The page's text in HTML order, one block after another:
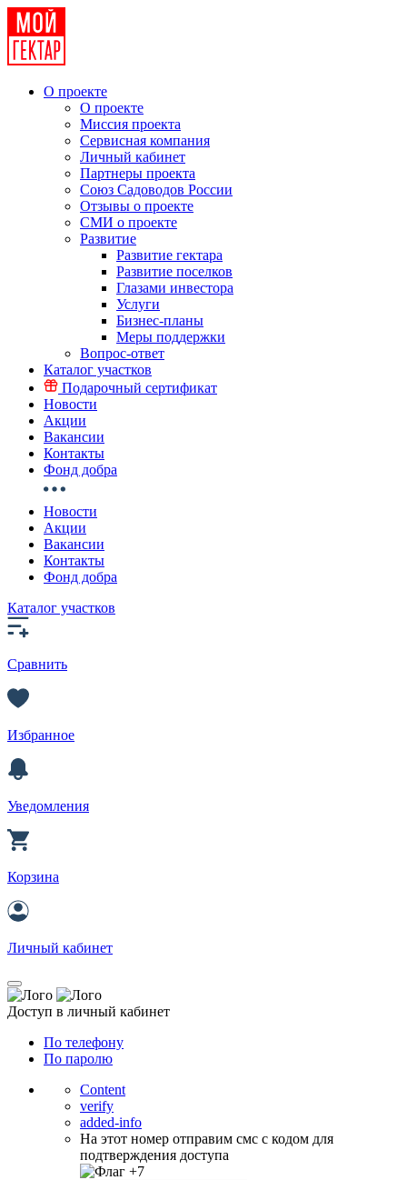
О проекте
О проекте
Миссия проекта
Сервисная компания
Личный кабинет
Партнеры проекта
Союз Садоводов России
Отзывы о проекте
СМИ о проекте
Развитие
Развитие гектара
Развитие поселков
Глазами инвестора
Услуги
Бизнес-планы
Меры поддержки
Вопрос-ответ
Каталог участков
Подарочный сертификат
Новости
Акции
Вакансии
Контакты
Фонд добра
Новости
Акции
Вакансии
Контакты
Фонд добра
Каталог участков
Сравнить
Избранное
Уведомления
Корзина
Личный кабинет
Доступ в личный кабинет
По телефону
По паролю
Content
verify
added-info
На этот номер отправим смс с кодом для
подтверждения доступа
+7